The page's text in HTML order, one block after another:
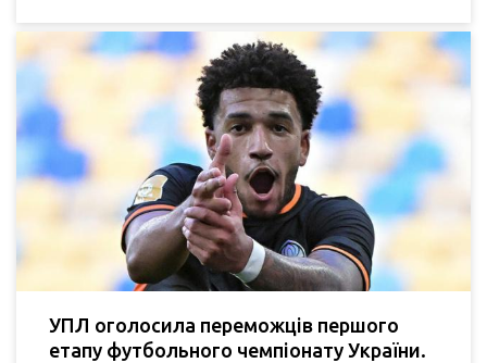
УПЛ оголосила переможців першого
етапу футбольного чемпіонату України.